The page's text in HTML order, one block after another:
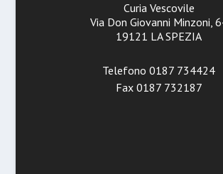
Curia Vescovile
Via Don Giovanni Minzoni,
19121 LA SPEZIA
Telefono 0187 734424
Fax 0187 732187